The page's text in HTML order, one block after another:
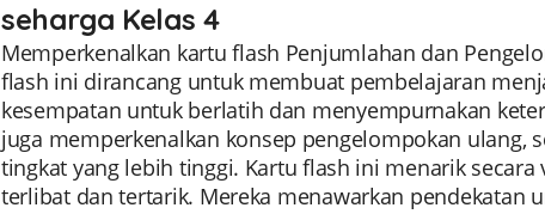
seharga Kelas 4
Memperkenalkan kartu flash Penjumlahan dan
flash ini dirancang untuk membuat pembelajaran
kesempatan untuk berlatih dan menyempurnakan
juga memperkenalkan konsep pengelompokan
tingkat yang lebih tinggi. Kartu flash ini menarik
terlibat dan tertarik. Mereka menawarkan pendekatan